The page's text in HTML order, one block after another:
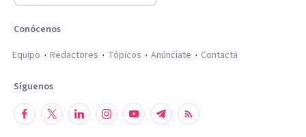
Conócenos
Equipo
Redactores Tópicos Anúnciate Contacta
Síguenos